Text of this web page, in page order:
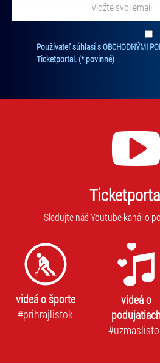
Zadajte svoju e-mailovú adresu, na
Používateľ súhlasí sOBCHODNÝMI
Ticketportal.(* povinné)
Sledujte náš Youtube kanál o
videá o športe
#prihrajlistok
videá o
podujatiach